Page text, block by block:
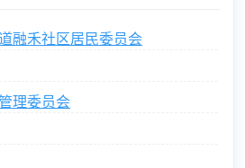
融禾社区居民委员会
理委员会